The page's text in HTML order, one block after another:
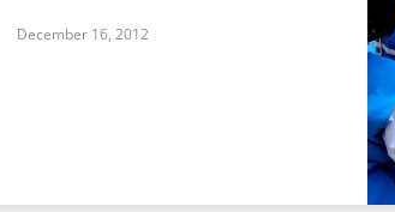
December 16, 2012